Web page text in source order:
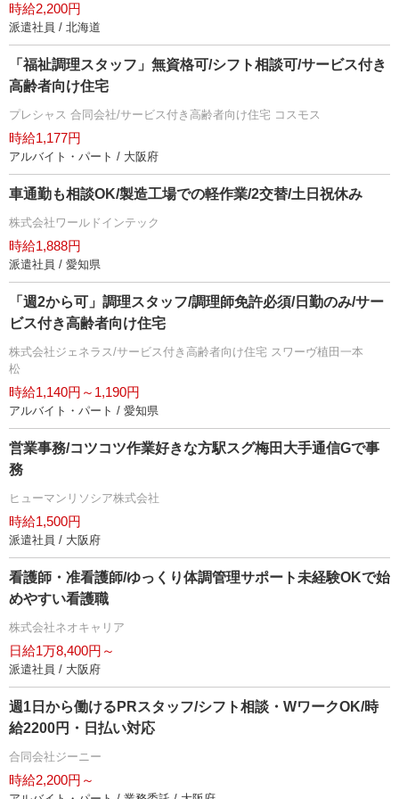
時給2,200円
派遣社員 / 北海道
「福祉調理スタッフ」無資格可/シフト相談可/サービス付き
高齢者向け住宅
プレシャス 合同会社/サービス付き高齢者向け住宅 コスモス
時給1,177円
アルバイト・パート / 大阪府
車通勤も相談OK/製造工場での軽作業/2交替/土日祝休み
株式会社ワールドインテック
時給1,888円
派遣社員 / 愛知県
「週2から可」調理スタッフ/調理師免許必須/日勤のみ/サー
ビス付き高齢者向け住宅
株式会社ジェネラス/サービス付き高齢者向け住宅 スワーヴ植田一本
松
時給1,140円～1,190円
アルバイト・パート / 愛知県
営業事務/コツコツ作業好きな方駅スグ梅田大手通信Gで事
務
ヒューマンリソシア株式会社
時給1,500円
派遣社員 / 大阪府
看護師・准看護師/ゆっくり体調管理サポート未経験OKで始
めやすい看護職
株式会社ネオキャリア
日給1万8,400円～
派遣社員 / 大阪府
週1日から働けるPRスタッフ/シフト相談・WワークOK/時
給2200円・日払い対応
合同会社ジーニー
時給2,200円～